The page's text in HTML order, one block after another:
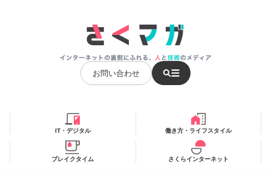
お問い合わせ
IT・デジタル 働き方・ライフスタイル
ブレイクタイム さくらインターネット